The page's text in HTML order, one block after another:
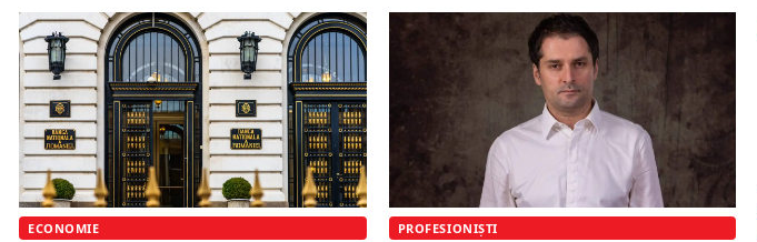
ECONOMIE PROFESIONIȘTI